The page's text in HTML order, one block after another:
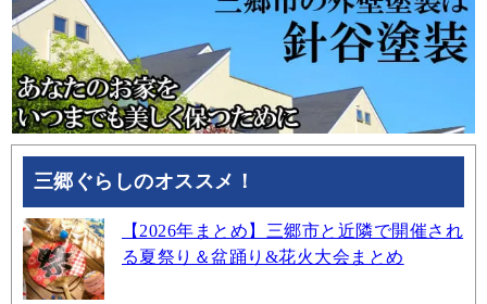
三郷ぐらしのオススメ！
【2026年まとめ】三郷市と近隣で開催され
る夏祭り＆盆踊り&花火大会まとめ